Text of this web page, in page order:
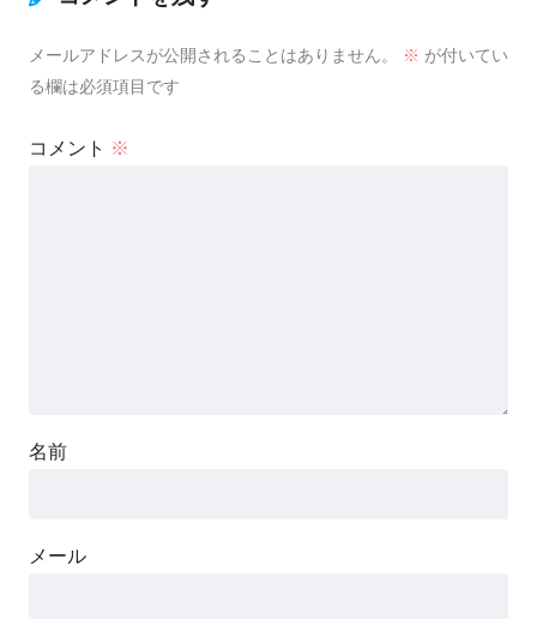
メールアドレスが公開されることはありません。 ※ が付いてい
る欄は必須項目です
コメント ※
名前
メール